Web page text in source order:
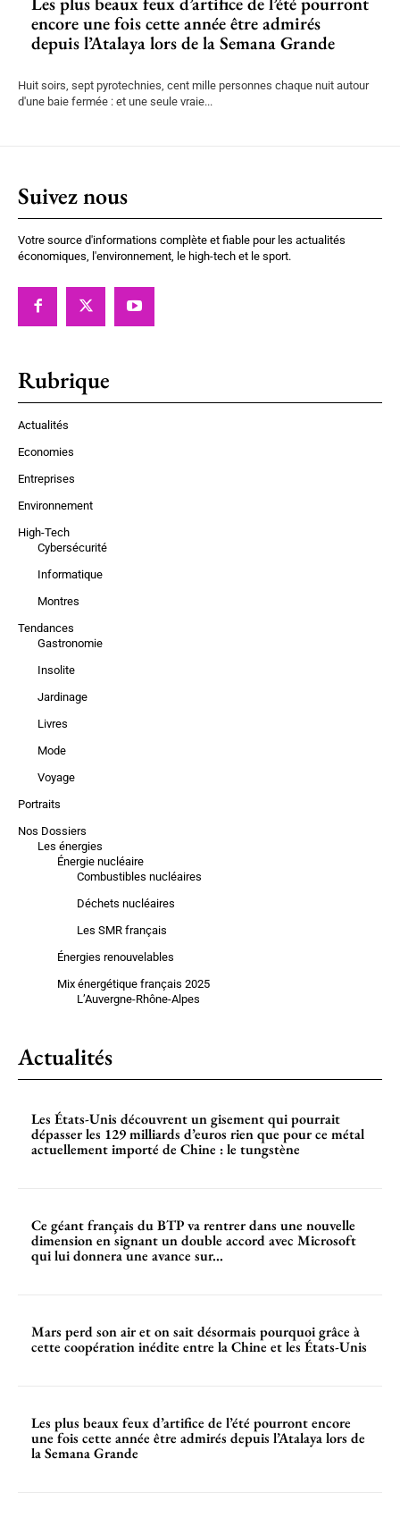
encore une fois cette année être admirés
depuis l’Atalaya lors de la Semana Grande
Huit soirs, sept pyrotechnies, cent mille personnes chaque nuit autour
d'une baie fermée : et une seule vraie...
Suivez nous
Votre source d'informations complète et fiable pour les actualités
économiques, l'environnement, le high-tech et le sport.
Rubrique
Actualités
Economies
Entreprises
Environnement
High-Tech
Cybersécurité
Informatique
Montres
Tendances
Gastronomie
Insolite
Jardinage
Livres
Mode
Voyage
Portraits
Nos Dossiers
Les énergies
Énergie nucléaire
Combustibles nucléaires
Déchets nucléaires
Les SMR français
Énergies renouvelables
Mix énergétique français 2025
L’Auvergne-Rhône-Alpes
Actualités
Les États-Unis découvrent un gisement qui pourrait
dépasser les 129 milliards d’euros rien que pour ce métal
actuellement importé de Chine : le tungstène
Ce géant français du BTP va rentrer dans une nouvelle
dimension en signant un double accord avec Microsoft
qui lui donnera une avance sur...
Mars perd son air et on sait désormais pourquoi grâce à
cette coopération inédite entre la Chine et les États-Unis
Les plus beaux feux d’artifice de l’été pourront encore
une fois cette année être admirés depuis l’Atalaya lors de
la Semana Grande